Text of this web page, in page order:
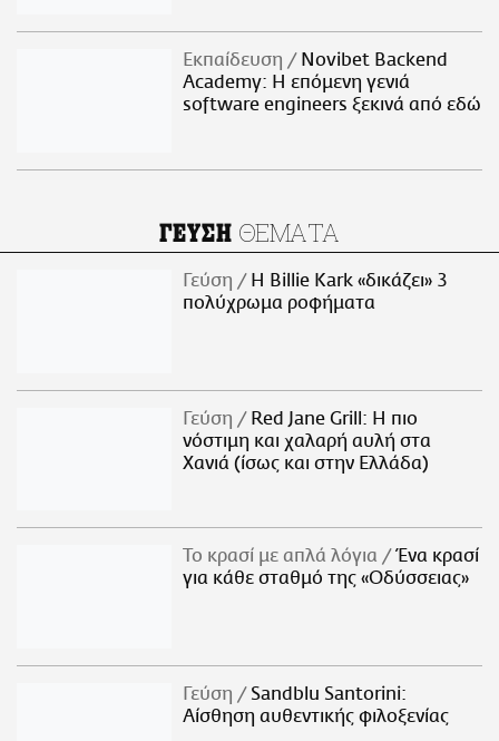
Εκπαίδευση
Novibet Backend
Academy: Η επόμενη γενιά
software engineers ξεκινά από εδώ
ΓΕΥΣΗ ΘΕΜΑΤΑ
Γεύση
H Billie Kark «δικάζει» 3
πολύχρωμα ροφήματα
Γεύση
Red Jane Grill: Η πιο
νόστιμη και χαλαρή αυλή στα
Χανιά (ίσως και στην Ελλάδα)
Το κρασί με απλά λόγια
Ένα κρασί
για κάθε σταθμό της «Οδύσσειας»
Γεύση
Sandblu Santorini:
Αίσθηση αυθεντικής φιλοξενίας